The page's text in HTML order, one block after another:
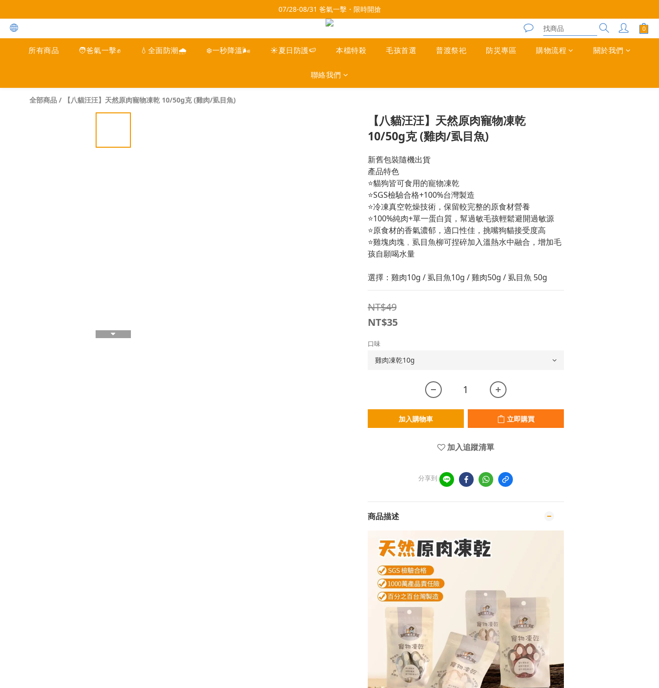
每月9號會員日，消費點數3倍送！把握機會，趕緊下單！
每月9號會員日，消費點數3倍送！把握機會，趕緊下單！
所有商品 🧑爸氣一擊✊ 💧全面防潮🌧️ ❄️一秒降溫🌬️ ☀️夏日防護🍉 本檔特殺 毛孩首選 普渡祭祀 防災專區 購物流程 關於我們
聯絡我們
全部商品 / 【八貓汪汪】天然原肉寵物凍乾 10/50g克 (雞肉/虱目魚)
【八貓汪汪】天然原肉寵物凍乾
10/50g克 (雞肉/虱目魚)
新舊包裝隨機出貨
產品特色
⭐貓狗皆可食用的寵物凍乾
⭐SGS檢驗合格+100%台灣製造
⭐冷凍真空乾燥技術，保留較完整的原食材營養
⭐100%純肉+單一蛋白質，幫過敏毛孩輕鬆避開過敏源
⭐原食材的香氣濃郁，適口性佳，挑嘴狗貓接受度高
⭐雞塊肉塊﹐虱目魚柳可捏碎加入溫熱水中融合，增加毛
孩自願喝水量
選擇：雞肉10g / 虱目魚10g / 雞肉50g / 虱目魚 50g
NT$49
NT$35
口味
加入購物車 立即購買
加入追蹤清單
分享到
商品描述